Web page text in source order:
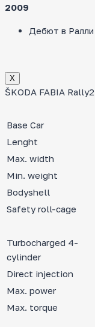
2009
Дебют в Ралли
Х
ŠKODA FABIA
Base Car
Lenght
Max. width
Min. weight
Bodyshell
Safety roll-cage
Turbocharged 4-
cylinder
Direct injection
Max. power
Max. torque